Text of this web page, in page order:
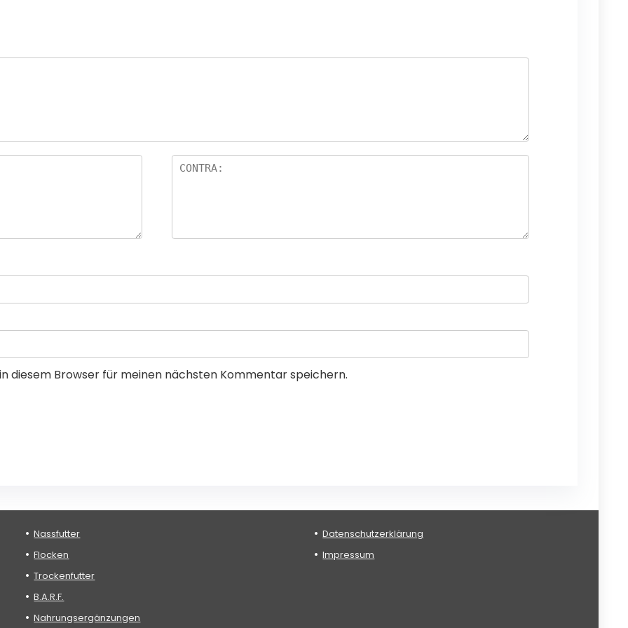
diesem Browser für meinen nächsten Kommentar speichern.
Nassfutter
Flocken
Trockenfutter
B.A.R.F.
Nahrungsergänzungen
Datenschutzerklärung
Impressum